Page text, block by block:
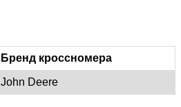
Бренд кроссномера
John Deere